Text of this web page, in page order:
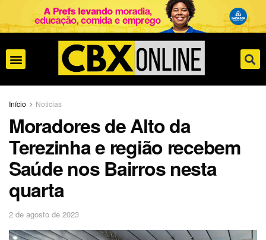
Início Noticias
Moradores de Alto da
Terezinha e região recebem
Saúde nos Bairros nesta
quarta
2 de agosto de 2023